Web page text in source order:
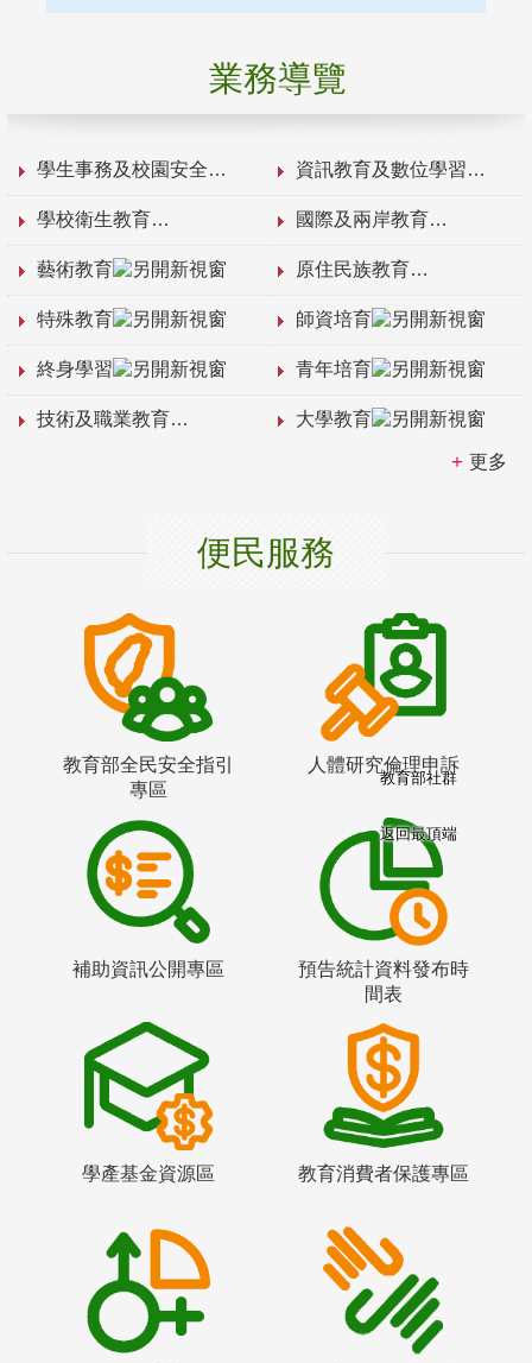
業務導覽
學生事務及校園安全 資訊教育及數位學習
學校衛生教育 國際及兩岸教育
藝術教育 原住民族教育
特殊教育 師資培育
終身學習 青年培育
技術及職業教育 大學教育
更多
便民服務
教育部全民安全指引
專區
人體研究倫理申訴
補助資訊公開專區
預告統計資料發布時
間表
學產基金資源區 教育消費者保護專區
教育部社群
返回最頂端